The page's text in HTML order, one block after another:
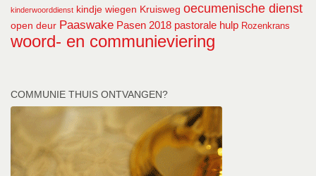
kinderwoorddienst kindje wiegen Kruisweg oecumenische dienst
open deur Paaswake Pasen 2018 pastorale hulp Rozenkrans
woord- en communieviering
COMMUNIE THUIS ONTVANGEN?